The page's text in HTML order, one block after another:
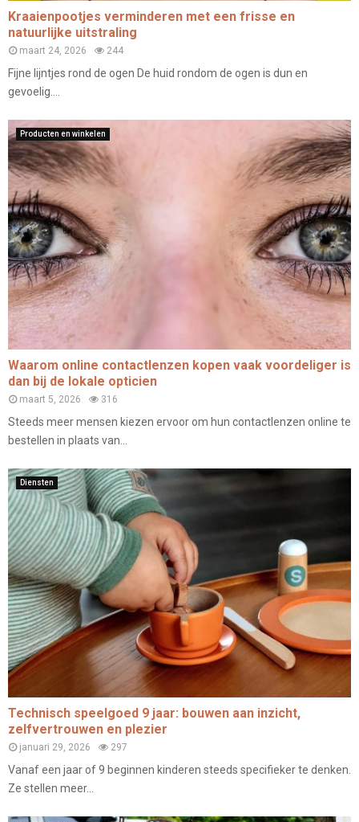
Kraaienpootjes verminderen met een frisse en
natuurlijke uitstraling
maart 24, 2026 244
Fijne lijntjes rond de ogen De huid rondom de ogen is dun en
gevoelig....
Producten en winkelen
Waarom online contactlenzen kopen vaak voordeliger is
dan bij de lokale opticien
maart 5, 2026 316
Steeds meer mensen kiezen ervoor om hun contactlenzen online te
bestellen in plaats van...
Diensten
Technisch speelgoed 9 jaar: bouwen aan inzicht,
zelfvertrouwen en plezier
januari 29, 2026 297
Vanaf een jaar of 9 beginnen kinderen steeds specifieker te denken.
Ze stellen meer...